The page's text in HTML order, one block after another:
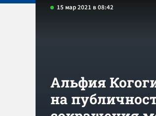
15 мар 2021 в 08:42
Альфия
на